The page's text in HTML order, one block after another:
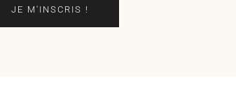
JE M'INSCRIS !